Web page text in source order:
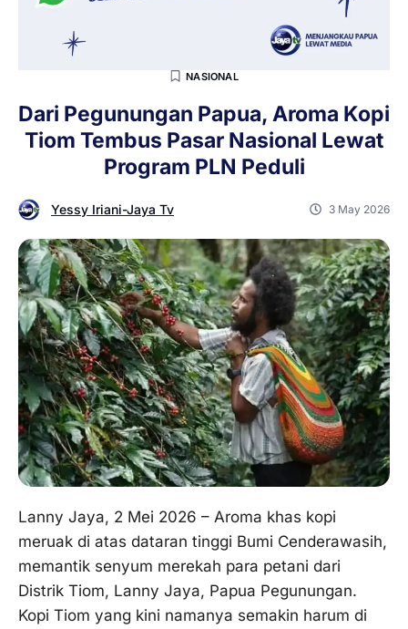
NASIONAL
Dari Pegunungan Papua, Aroma Kopi
Tiom Tembus Pasar Nasional Lewat
Program PLN Peduli
Yessy Iriani-Jaya Tv 3 May 2026
Lanny Jaya, 2 Mei 2026 – Aroma khas kopi
meruak di atas dataran tinggi Bumi Cenderawasih,
memantik senyum merekah para petani dari
Distrik Tiom, Lanny Jaya, Papua Pegunungan.
Kopi Tiom yang kini namanya semakin harum di